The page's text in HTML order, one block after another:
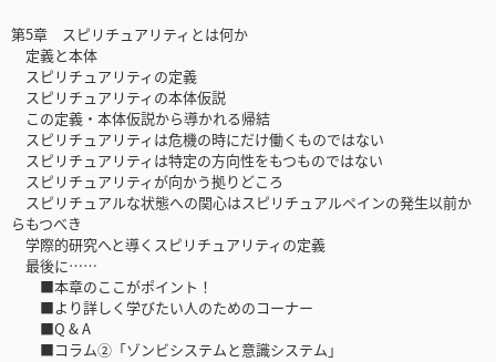
第5章 スピリチュアリティとは何か
定義と本体
スピリチュアリティの定義
スピリチュアリティの本体仮説
この定義・本体仮説から導かれる帰結
スピリチュアリティは危機の時にだけ働くものではない
スピリチュアリティは特定の方向性をもつものではない
スピリチュアリティが向かう拠りどころ
スピリチュアルな状態への関心はスピリチュアルペインの発生以前か
らもつべき
学際的研究へと導くスピリチュアリティの定義
最後に……
■本章のここがポイント！
■より詳しく学びたい人のためのコーナー
■Q & A
■コラム②「ゾンビシステムと意識システム」